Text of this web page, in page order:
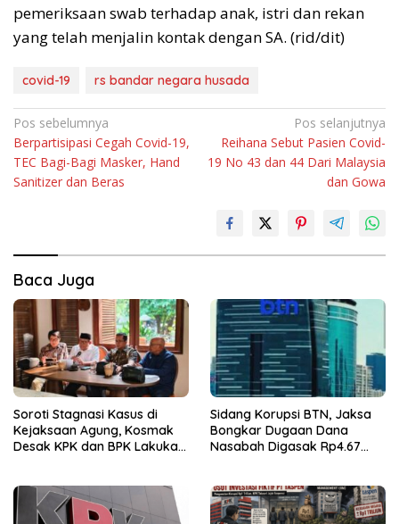
pemeriksaan swab terhadap anak, istri dan rekan
yang telah menjalin kontak dengan SA. (rid/dit)
covid-19 rs bandar negara husada
Navigasi
pos
Pos sebelumnya
Berpartisipasi Cegah Covid-19,
TEC Bagi-Bagi Masker, Hand
Sanitizer dan Beras
Pos selanjutnya
Reihana Sebut Pasien Covid-
19 No 43 dan 44 Dari Malaysia
dan Gowa
Baca Juga
Soroti Stagnasi Kasus di
Kejaksaan Agung, Kosmak
Desak KPK dan BPK Lakukan
Sidang Korupsi BTN, Jaksa
Bongkar Dugaan Dana
Nasabah Digasak Rp4.67